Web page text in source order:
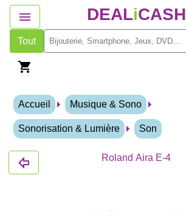
DEALiCASH
Tout
Accueil Musique & Sono
Sonorisation & Lumière Son
Roland Aira E-4